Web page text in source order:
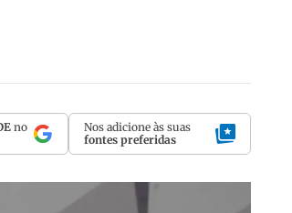
no
Nos adicione às suas
fontes preferidas